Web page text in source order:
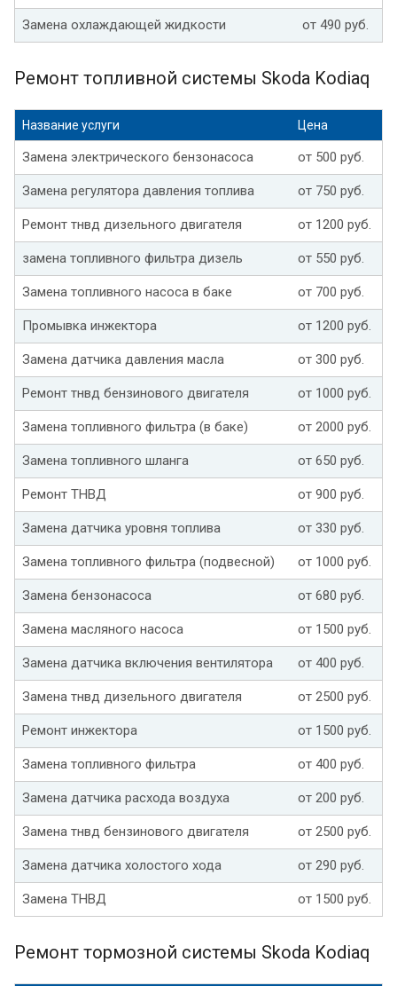
Замена охлаждающей жидкости от 490 руб.
Ремонт топливной системы Skoda Kodiaq
Название услуги Цена
Замена электрического бензонасоса от 500 руб.
Замена регулятора давления топлива от 750 руб.
Ремонт тнвд дизельного двигателя от 1200 руб.
замена топливного фильтра дизель от 550 руб.
Замена топливного насоса в баке от 700 руб.
Промывка инжектора от 1200 руб.
Замена датчика давления масла от 300 руб.
Ремонт тнвд бензинового двигателя от 1000 руб.
Замена топливного фильтра (в баке) от 2000 руб.
Замена топливного шланга от 650 руб.
Ремонт ТНВД от 900 руб.
Замена датчика уровня топлива от 330 руб.
Замена топливного фильтра (подвесной) от 1000 руб.
Замена бензонасоса от 680 руб.
Замена масляного насоса от 1500 руб.
Замена датчика включения вентилятора от 400 руб.
Замена тнвд дизельного двигателя от 2500 руб.
Ремонт инжектора от 1500 руб.
Замена топливного фильтра от 400 руб.
Замена датчика расхода воздуха от 200 руб.
Замена тнвд бензинового двигателя от 2500 руб.
Замена датчика холостого хода от 290 руб.
Замена ТНВД от 1500 руб.
Ремонт тормозной системы Skoda Kodiaq